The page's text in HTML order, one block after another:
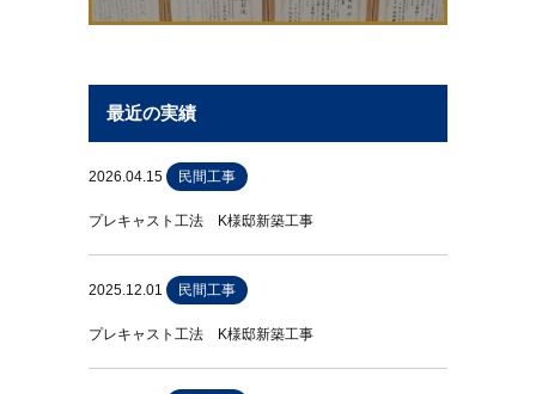
最近の実績
2026.04.15 民間工事
プレキャスト工法 K様邸新築工事
2025.12.01 民間工事
プレキャスト工法 K様邸新築工事